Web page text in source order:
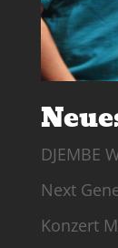
DJEMBE
Next
Konzert